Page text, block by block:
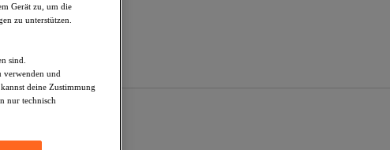
Gerät zu, um die
zu unterstützen.
sind.
verwenden und
deine Zustimmung
nur technisch